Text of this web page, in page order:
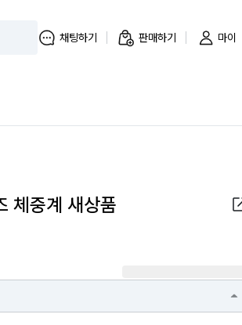
채팅하기 판매하기 마이
체중계 새상품